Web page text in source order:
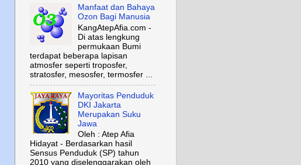
Manfaat dan Bahaya
Ozon Bagi Manusia
KangAtepAfia.com -
Di atas lengkung
permukaan Bumi
terdapat beberapa lapisan
atmosfer seperti troposfer,
stratosfer, mesosfer, termosfer ...
Mayoritas Penduduk
DKI Jakarta
Merupakan Suku
Jawa
Oleh : Atep Afia
Hidayat - Berdasarkan hasil
Sensus Penduduk (SP) tahun
2010 yang diselenggarakan oleh